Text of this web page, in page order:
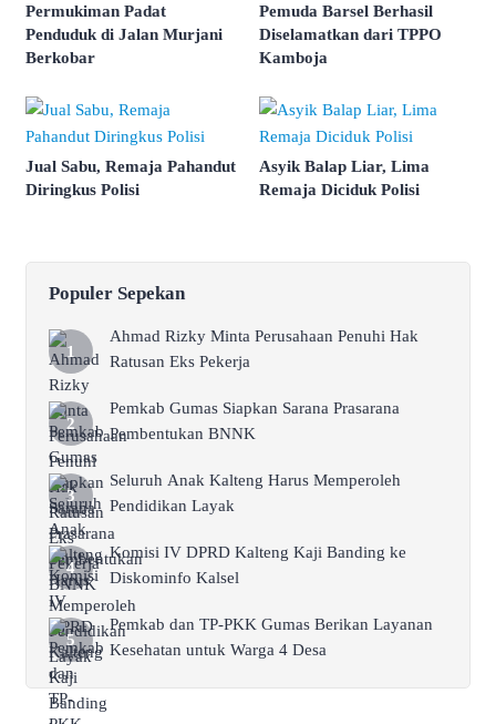
Permukiman Padat
Penduduk di Jalan Murjani
Berkobar
Pemuda Barsel Berhasil
Diselamatkan dari TPPO
Kamboja
Jual Sabu, Remaja Pahandut
Diringkus Polisi
Asyik Balap Liar, Lima
Remaja Diciduk Polisi
Populer Sepekan
Ahmad Rizky Minta Perusahaan Penuhi Hak
Ratusan Eks Pekerja
Pemkab Gumas Siapkan Sarana Prasarana
Pembentukan BNNK
Seluruh Anak Kalteng Harus Memperoleh
Pendidikan Layak
Komisi IV DPRD Kalteng Kaji Banding ke
Diskominfo Kalsel
Pemkab dan TP-PKK Gumas Berikan Layanan
Kesehatan untuk Warga 4 Desa